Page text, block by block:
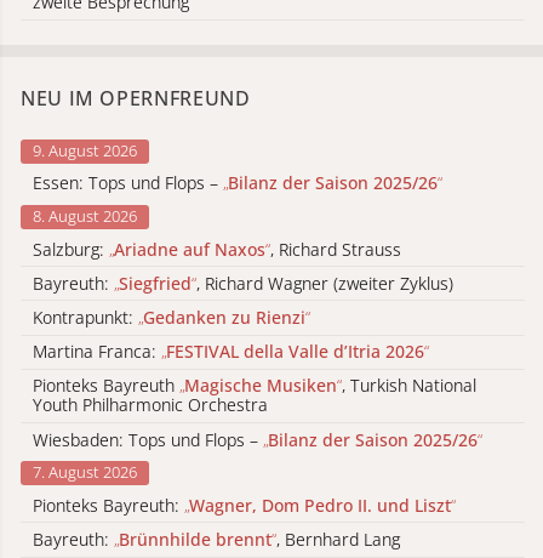
NEU IM OPERNFREUND
9. August 2026
Essen: Tops und Flops – „Bilanz der Saison 2025/26“
8. August 2026
Salzburg: „Ariadne auf Naxos“, Richard Strauss
Bayreuth: „Siegfried“, Richard Wagner (zweiter Zyklus)
Kontrapunkt: „Gedanken zu Rienzi“
Martina Franca: „FESTIVAL della Valle d’Itria 2026“
Pionteks Bayreuth „Magische Musiken“, Turkish National
Youth Philharmonic Orchestra
Wiesbaden: Tops und Flops – „Bilanz der Saison 2025/26“
7. August 2026
Pionteks Bayreuth: „Wagner, Dom Pedro II. und Liszt“
Bayreuth: „Brünnhilde brennt“, Bernhard Lang